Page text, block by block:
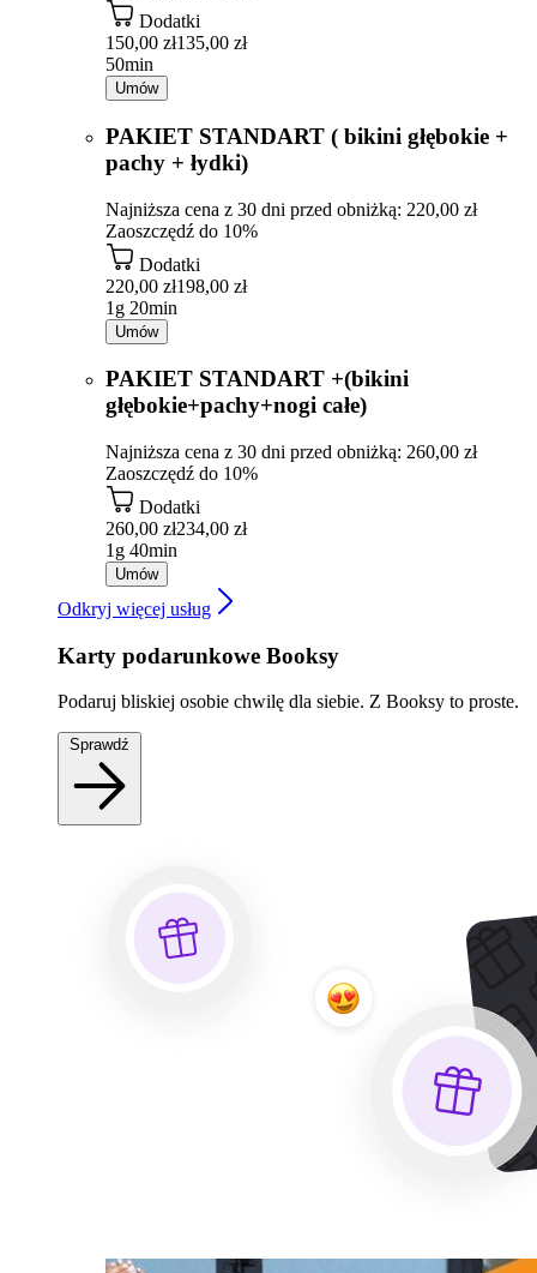
Dodatki
150,00 zł135,00 zł
50min
Umów
PAKIET STANDART ( bikini głębokie +
pachy + łydki)
Najniższa cena z 30 dni przed obniżką: 220,00 zł
Zaoszczędź do 10%
Dodatki
220,00 zł198,00 zł
1g 20min
Umów
PAKIET STANDART +(bikini
głębokie+pachy+nogi całe)
Najniższa cena z 30 dni przed obniżką: 260,00 zł
Zaoszczędź do 10%
Dodatki
260,00 zł234,00 zł
1g 40min
Umów
Odkryj więcej usług
Karty podarunkowe Booksy
Podaruj bliskiej osobie chwilę dla siebie. Z Booksy to proste.